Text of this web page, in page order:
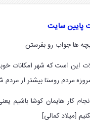
پایین سایت
ها جواب رو بفرستن.
این است که شهر امکانات
مردم روستا بیشتر از مردم
کار هایمان کوشا باشیم
[میلاد کمالی]